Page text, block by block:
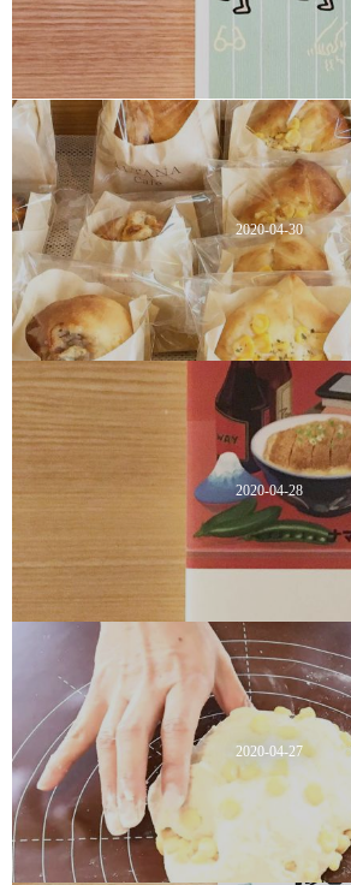
2020-04-30
2020-04-28
2020-04-27